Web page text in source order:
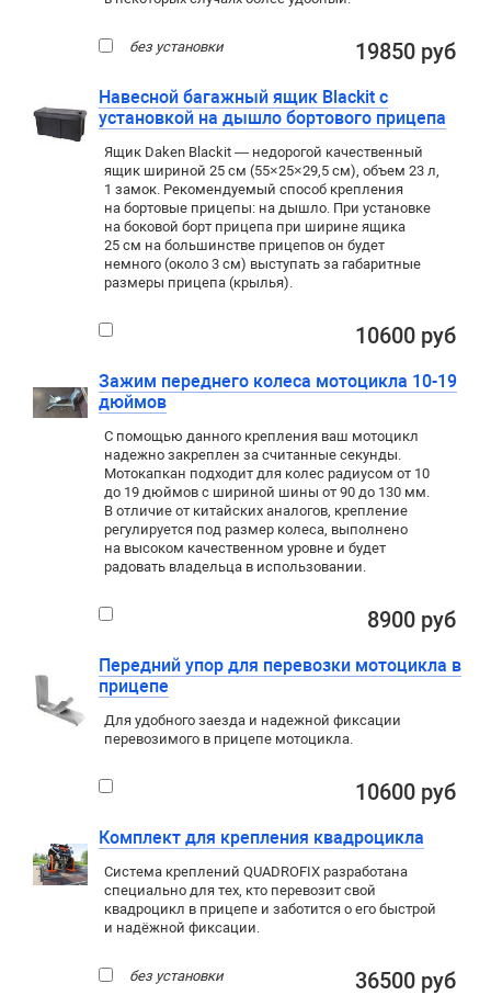
без установки 19850 руб
Навесной багажный ящик Blackit с
установкой на дышло бортового прицепа
Ящик Daken Blackit — недорогой качественный
ящик шириной 25 см (55×25×29,5 см), объем 23 л,
1 замок. Рекомендуемый способ крепления
на бортовые прицепы: на дышло. При установке
на боковой борт прицепа при ширине ящика
25 см на большинстве прицепов он будет
немного (около 3 см) выступать за габаритные
размеры прицепа (крылья).
10600 руб
Зажим переднего колеса мотоцикла 10-19
дюймов
С помощью данного крепления ваш мотоцикл
надежно закреплен за считанные секунды.
Мотокапкан подходит для колес радиусом от 10
до 19 дюймов с шириной шины от 90 до 130 мм.
В отличие от китайских аналогов, крепление
регулируется под размер колеса, выполнено
на высоком качественном уровне и будет
радовать владельца в использовании.
8900 руб
Передний упор для перевозки мотоцикла в
прицепе
Для удобного заезда и надежной фиксации
перевозимого в прицепе мотоцикла.
10600 руб
Комплект для крепления квадроцикла
Система креплений QUADROFIX разработана
специально для тех, кто перевозит свой
квадроцикл в прицепе и заботится о его быстрой
и надёжной фиксации.
без установки 36500 руб